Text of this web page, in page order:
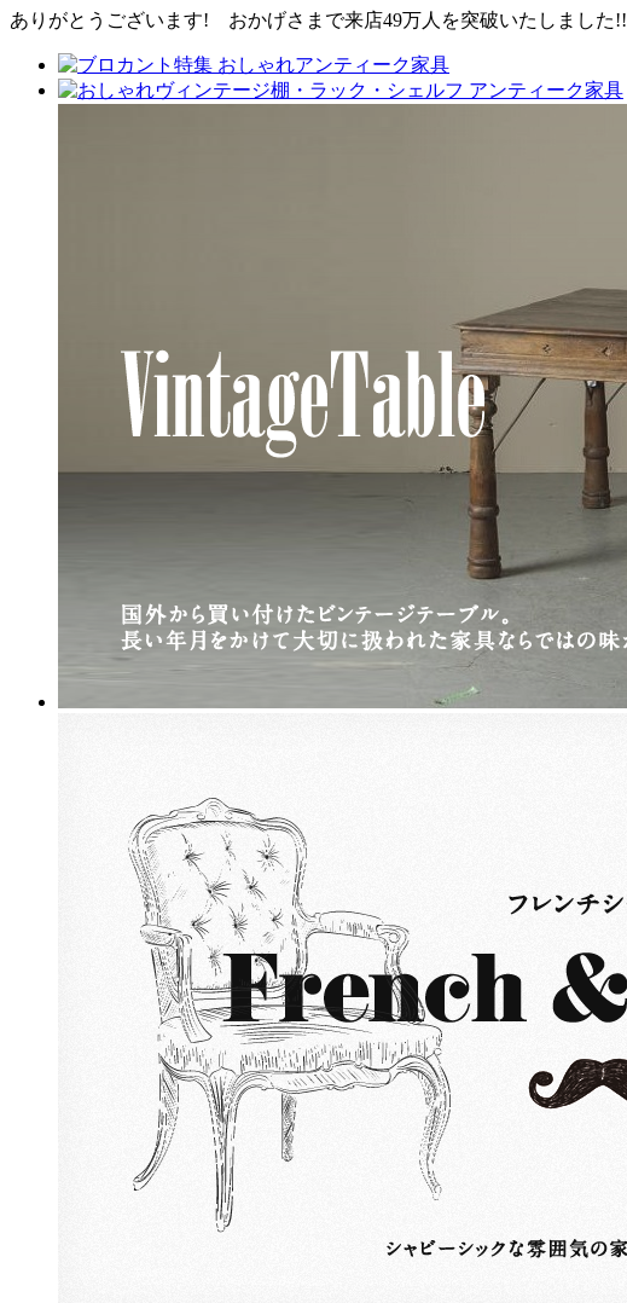
ありがとうございます! おかげさまで来店49万人を突破いたしました!!